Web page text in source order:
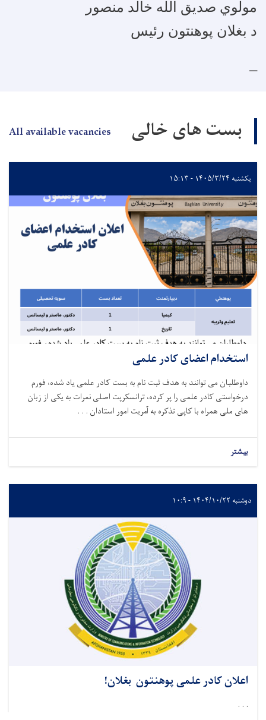
مولوي صديق الله خالد منصور
د بغلان پوهنتون رئیس
بست های خالی All available vacancies
یکشنبه ۱۴۰۵/۳/۲۴ - ۱۵:۱۳
استخدام اعضای کادر علمی
داوطلبان می توانند به هدف ثبت نام به بست کادر علمی یاد شده، فورم
درخواستی کادر علمی را پر کرده، ترانسکرپت اصلی نمرات به یکی از زبان
های ملی همراه با کاپی تذکره به آمریت امور استادان . . .
بیشتر
دوشنبه ۱۴۰۴/۱۰/۲۲ - ۱۰:۹
اعلان کادر علمی پوهنتون بغلان!
. . .